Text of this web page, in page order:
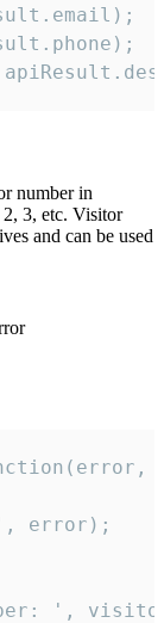
number in
3, etc. Visitor
and can be used
error);
',